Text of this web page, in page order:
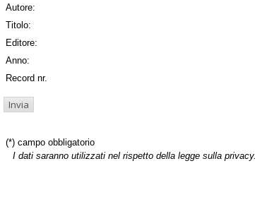
Autore:
Titolo:
Editore:
Anno:
Record nr.
(*) campo obbligatorio
I dati saranno utilizzati nel rispetto della legge sulla privacy.